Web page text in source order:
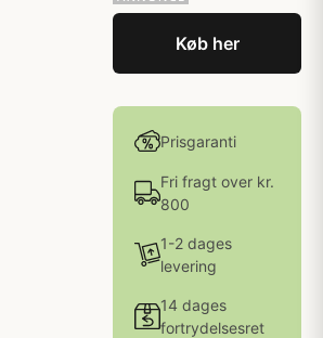
Køb her
Prisgaranti
Fri fragt over kr.
800
1-2 dages
levering
14 dages
fortrydelsesret